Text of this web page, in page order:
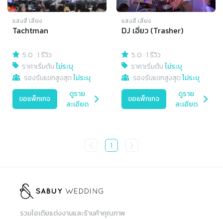
แสงสี เสียง
Tachtman
5.0 ·1 รีวิว
ราคาเริ่มต้นไม่ระบุ
รองรับแขกสูงสุดไม่ระบุ
ขอแพ็กเกจ
ดูราย
ละเอียด
แสงสี เสียง
DJ เอี่ยว (Trasher)
5.0 ·1 รีวิว
ราคาเริ่มต้นไม่ระบุ
รองรับแขกสูงสุดไม่ระบุ
ขอแพ็กเกจ
ดูราย
ละเอียด
1
รวมไอเดียแต่งงานและร้านค้าคุณภาพ